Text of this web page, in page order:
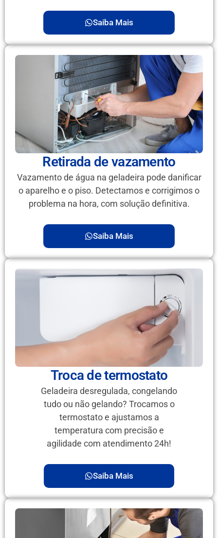
Saiba Mais
Retirada de vazamento
Vazamento de água na geladeira pode danificar
o aparelho e o piso. Detectamos e corrigimos o
problema na hora, com solução definitiva.
Saiba Mais
Troca de termostato
Geladeira desregulada, congelando
tudo ou não gelando? Trocamos o
termostato e ajustamos a
temperatura com precisão e
agilidade com atendimento 24h!
Saiba Mais